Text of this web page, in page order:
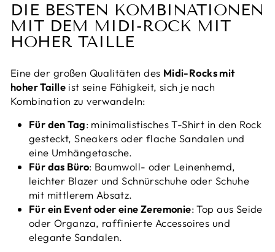
DIE BESTEN KOMBINATIONEN
MIT DEM MIDI-ROCK MIT
HOHER TAILLE
Eine der großen Qualitäten des Midi-Rocks mit
hoher Tailleist seine Fähigkeit, sich je nach
Kombination zu verwandeln:
Für den Tag: minimalistisches T-Shirt in den Rock
gesteckt, Sneakers oder flache Sandalen und
eine Umhängetasche.
Für das Büro: Baumwoll- oder Leinenhemd,
leichter Blazer und Schnürschuhe oder Schuhe
mit mittlerem Absatz.
Für ein Event oder eine Zeremonie: Top aus Seide
oder Organza, raffinierte Accessoires und
elegante Sandalen.